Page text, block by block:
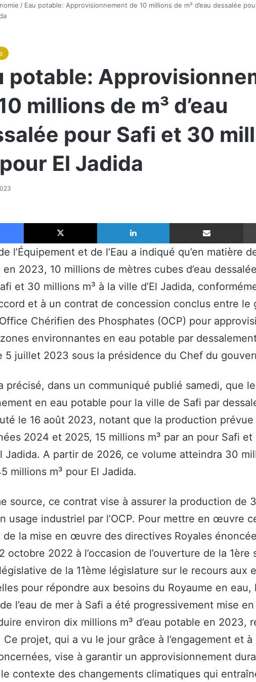
/ Eau potable: Approvisionnement de 10 millions de m³ d’eau dessalée
potable:
millions de m³ d’eau
pour Safi et 30
El Jadida
Facebook X Linkedin Partager par
l’Équipement et de l’Eau a indiqué qu’en matière
en 2023, 10 millions de mètres cubes d’eau
et 30 millions m³ à la ville d’El Jadida,
et à un contrat de concession conclus entre le
Chérifien des Phosphates (OCP) pour
environnantes en eau potable par
5 juillet 2023 sous la présidence du Chef du
précisé, dans un communiqué publié samedi, que
en eau potable pour la ville de Safi par
le 16 août 2023, notant que la production prévue
2024 et 2025, 15 millions m³ par an pour Safi et
Jadida. A partir de 2026, ce volume atteindra 30
millions m³ pour El Jadida.
source, ce contrat vise à assurer la production de
usage industriel par l’OCP. Pour mettre en œuvre
de la mise en œuvre des directives Royales
octobre 2022 à l’occasion de l’ouverture de la 1ère
de la 11ème législature sur le recours aux
pour répondre aux besoins du Royaume en eau,
l’eau de mer à Safi a été progressivement mise
environ dix millions m³ d’eau potable en 2023,
Ce projet, qui a vu le jour grâce à l’engagement et
vise à garantir un approvisionnement
contexte des changements climatiques qui